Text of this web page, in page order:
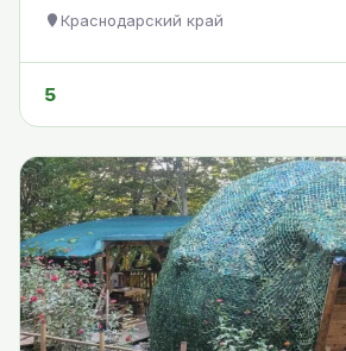
Краснодарский край
5